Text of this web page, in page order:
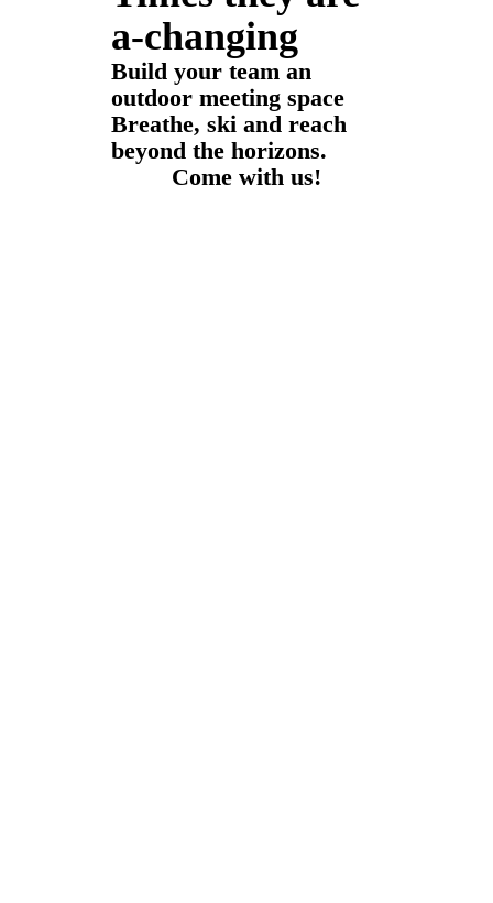
a-changing
Build your team an
outdoor meeting space
Breathe, ski and reach
beyond the horizons.
Come with us!